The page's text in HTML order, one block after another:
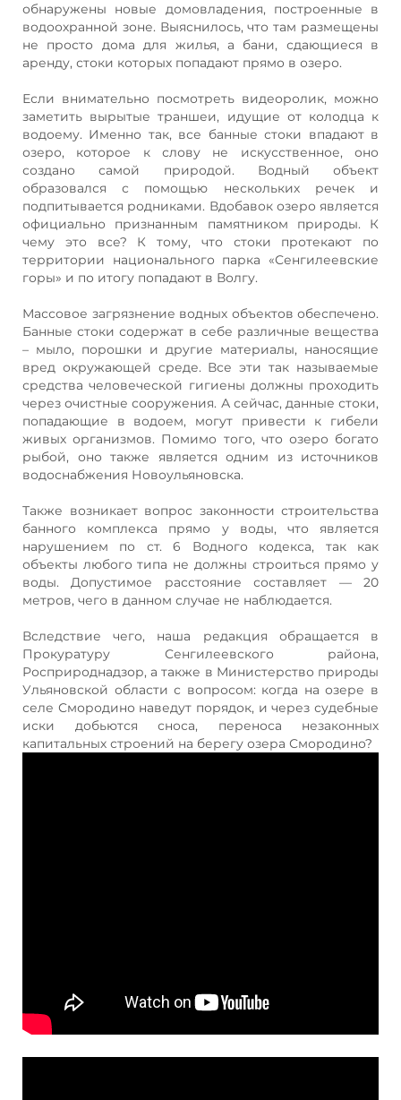
обнаружены новые домовладения, построенные в
водоохранной зоне. Выяснилось, что там размещены
не просто дома для жилья, а бани, сдающиеся в
аренду, стоки которых попадают прямо в озеро.
Если внимательно посмотреть видеоролик, можно
заметить вырытые траншеи, идущие от колодца к
водоему. Именно так, все банные стоки впадают в
озеро, которое к слову не искусственное, оно
создано самой природой. Водный объект
образовался с помощью нескольких речек и
подпитывается родниками. Вдобавок озеро является
официально признанным памятником природы. К
чему это все? К тому, что стоки протекают по
территории национального парка «Сенгилеевские
горы» и по итогу попадают в Волгу.
Массовое загрязнение водных объектов обеспечено.
Банные стоки содержат в себе различные вещества
– мыло, порошки и другие материалы, наносящие
вред окружающей среде. Все эти так называемые
средства человеческой гигиены должны проходить
через очистные сооружения. А сейчас, данные стоки,
попадающие в водоем, могут привести к гибели
живых организмов. Помимо того, что озеро богато
рыбой, оно также является одним из источников
водоснабжения Новоульяновска.
Также возникает вопрос законности строительства
банного комплекса прямо у воды, что является
нарушением по ст. 6 Водного кодекса, так как
объекты любого типа не должны строиться прямо у
воды. Допустимое расстояние составляет — 20
метров, чего в данном случае не наблюдается.
Вследствие чего, наша редакция обращается в
Прокуратуру Сенгилеевского района,
Росприроднадзор, а также в Министерство природы
Ульяновской области с вопросом: когда на озере в
селе Смородино наведут порядок, и через судебные
иски добьются сноса, переноса незаконных
капитальных строений на берегу озера Смородино?